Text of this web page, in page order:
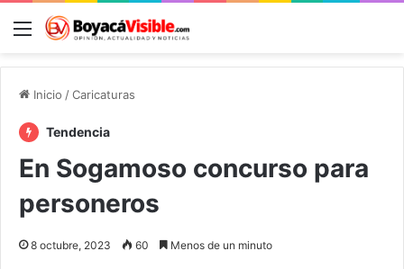
Menú
Inicio /Caricaturas
Tendencia
En Sogamoso concurso para
personeros
8 octubre, 2023 60 Menos de un minuto